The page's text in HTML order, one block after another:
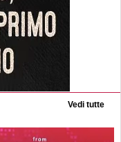
Vedi tutte